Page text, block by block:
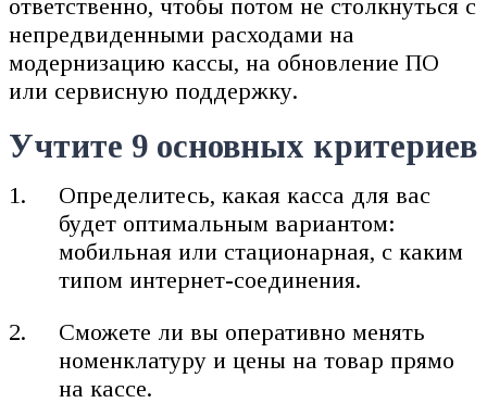
ответственно, чтобы потом не столкнуться с
непредвиденными расходами на
модернизацию кассы, на обновление ПО
или сервисную поддержку.
Учтите 9 основных критериев
Определитесь, какая касса для вас
будет оптимальным вариантом:
мобильная или стационарная, с каким
типом интернет-соединения.
Сможете ли вы оперативно менять
номенклатуру и цены на товар прямо
на кассе.